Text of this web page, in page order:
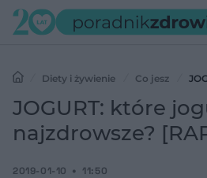
Diety i żywienie Co jesz
najzdrowsze? [RAPORT]
JOGURT: które
najzdrowsze?
2019-01-10 11:50